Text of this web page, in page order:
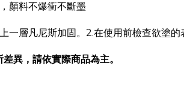
顏料不爆衝不斷墨
一層凡尼斯加固。2.在使用前檢查欲塗的
異，請依實際商品為主。